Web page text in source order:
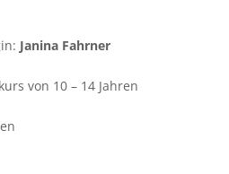
Janina Fahrner
von 10 – 14 Jahren